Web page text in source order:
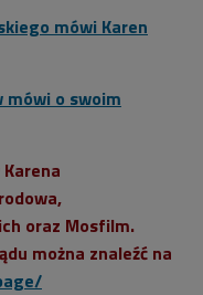
mówi Karen
mówi o swoim
oraz Mosfilm.
można znaleźć na